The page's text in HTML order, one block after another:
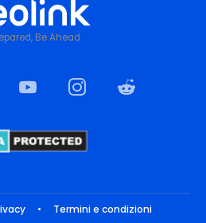
Be Ahead
• Termini e condizioni